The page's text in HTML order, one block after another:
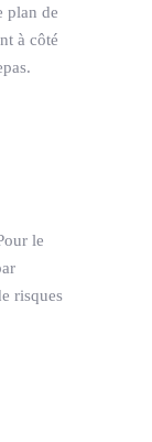
plan de
à côté
le
risques